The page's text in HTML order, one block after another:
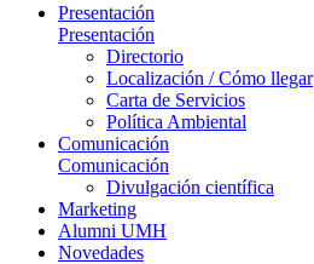
Presentación
Presentación
Directorio
Localización / Cómo llegar
Carta de Servicios
Política Ambiental
Comunicación
Comunicación
Divulgación científica
Marketing
Alumni UMH
Novedades